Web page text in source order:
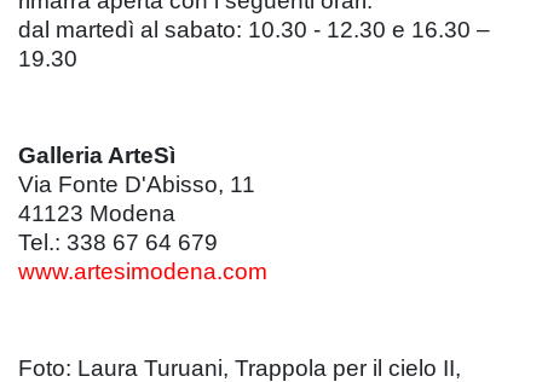
dal martedì al sabato: 10.30 - 12.30 e 16.30 –
19.30
Galleria ArteSì
Via Fonte D'Abisso, 11
41123 Modena
Tel.: 338 67 64 679
www.artesimodena.com
Foto: Laura Turuani, Trappola per il cielo II,